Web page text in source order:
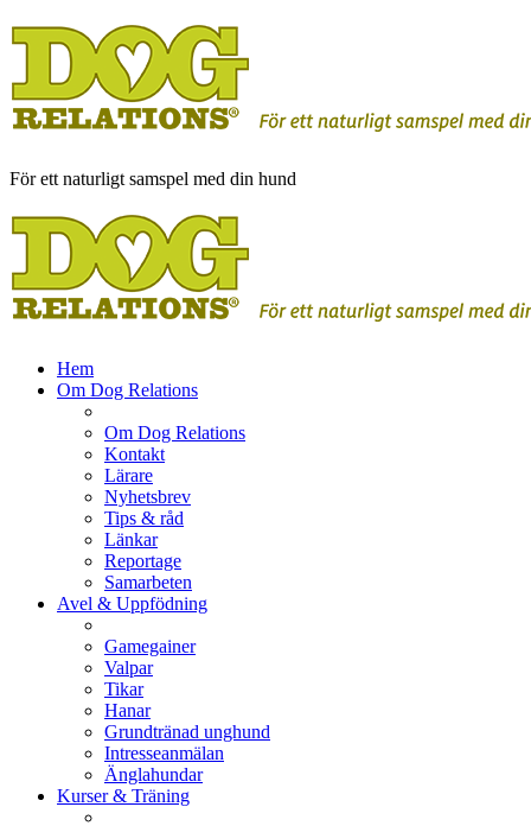
För ett naturligt samspel med din hund
Hem
Om Dog Relations
Om Dog Relations
Kontakt
Lärare
Nyhetsbrev
Tips & råd
Länkar
Reportage
Samarbeten
Avel & Uppfödning
Gamegainer
Valpar
Tikar
Hanar
Grundtränad unghund
Intresseanmälan
Änglahundar
Kurser & Träning